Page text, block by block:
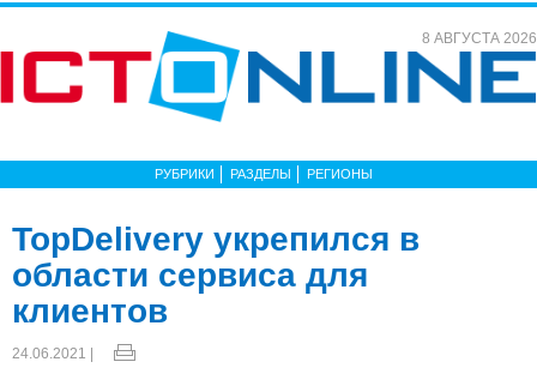
8 АВГУСТА 2026
РУБРИКИ РАЗДЕЛЫ РЕГИОНЫ
TopDelivery укрепился в
области сервиса для
клиентов
24.06.2021 |